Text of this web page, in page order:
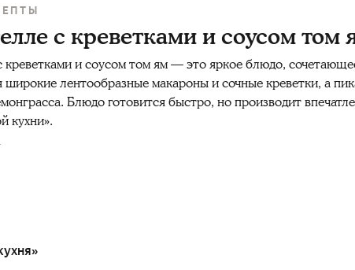
с креветками и соусом том
креветками и соусом том ям — это яркое блюдо,
широкие лентообразные макароны и сочные креветки, а
Блюдо готовится быстро, но производит
кухни».